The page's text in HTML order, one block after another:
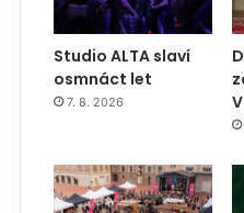
Studio ALTA slaví
osmnáct let
7. 8. 2026